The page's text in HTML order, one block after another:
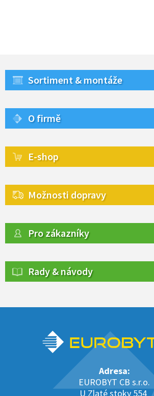
Sortiment & montáže
O firmě
E-shop
Možnosti dopravy
Pro zákazníky
Rady & návody
Adresa:
EUROBYT CB s.r.o.
U Zlaté stoky 554